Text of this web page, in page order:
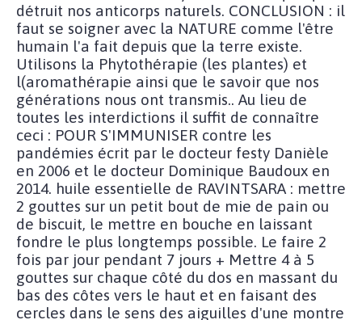
détruit nos anticorps naturels. CONCLUSION : il
faut se soigner avec la NATURE comme l'être
humain l'a fait depuis que la terre existe.
Utilisons la Phytothérapie (les plantes) et
l(aromathérapie ainsi que le savoir que nos
générations nous ont transmis.. Au lieu de
toutes les interdictions il suffit de connaître
ceci : POUR S'IMMUNISER contre les
pandémies écrit par le docteur festy Danièle
en 2006 et le docteur Dominique Baudoux en
2014. huile essentielle de RAVINTSARA : mettre
2 gouttes sur un petit bout de mie de pain ou
de biscuit, le mettre en bouche en laissant
fondre le plus longtemps possible. Le faire 2
fois par jour pendant 7 jours + Mettre 4 à 5
gouttes sur chaque côté du dos en massant du
bas des côtes vers le haut et en faisant des
cercles dans le sens des aiguilles d'une montre